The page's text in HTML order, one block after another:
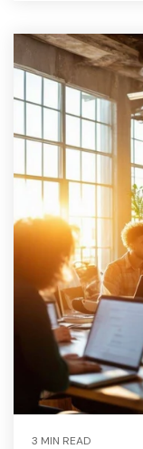
3 MIN READ